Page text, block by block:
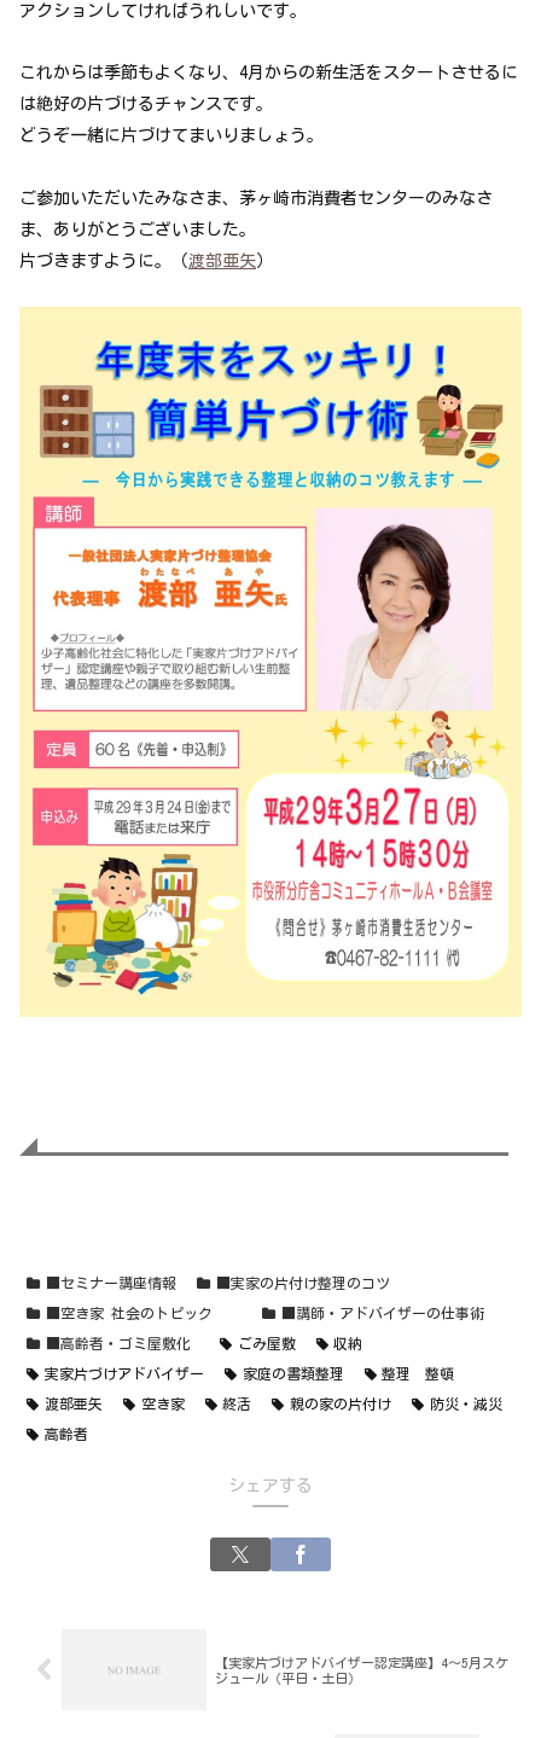
アクションしてければうれしいです。
これからは季節もよくなり、4月からの新生活をスタートさせるに
は絶好の片づけるチャンスです。
どうぞ一緒に片づけてまいりましょう。
ご参加いただいたみなさま、茅ヶ崎市消費者センターのみなさ
ま、ありがとうございました。
片づきますように。（渡部亜矢）
■セミナー講座情報 ■実家の片付け整理のコツ
■空き家 社会のトピック ■講師・アドバイザーの仕事術
■高齢者・ゴミ屋敷化 ごみ屋敷 収納
実家片づけアドバイザー 家庭の書類整理 整理 整頓
渡部亜矢 空き家 終活 親の家の片付け 防災・減災
高齢者
シェアする
【実家片づけアドバイザー認定講座】4～5月スケ
ジュール（平日・土日）